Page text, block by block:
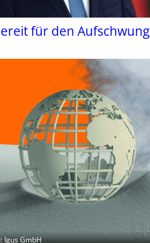
für den Aufschwung
Igus GmbH